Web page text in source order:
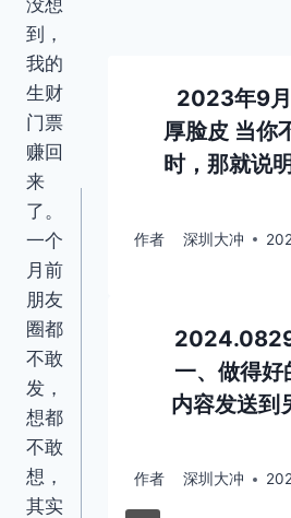
航
到，
我的
生财
门票
赚回
来
了。
一个
月前
朋友
圈都
不敢
发，
想都
不敢
想，
其实
顶
者
冲
2023年9
厚脸皮 当你
时，那就说
作者 深圳大冲
一、做得好
内容发送到
作者 深圳大冲